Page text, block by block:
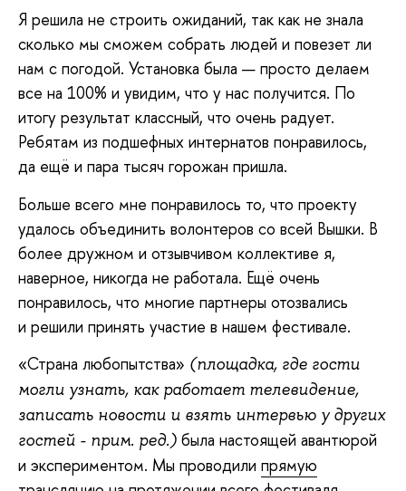
Я решила не строить ожиданий, так как не знала
сколько мы сможем собрать людей и повезет ли
нам с погодой. Установка была — просто делаем
все на 100% и увидим, что у нас получится. По
итогу результат классный, что очень радует.
Ребятам из подшефных интернатов понравилось,
да ещё и пара тысяч горожан пришла.
Больше всего мне понравилось то, что проекту
удалось объединить волонтеров со всей Вышки. В
более дружном и отзывчивом коллективе я,
наверное, никогда не работала. Ещё очень
понравилось, что многие партнеры отозвались
и решили принять участие в нашем фестивале.
«Страна любопытства» (площадка, где гости
могли узнать, как работает телевидение,
записать новости и взять интервью у других
гостей - прим. ред.) была настоящей авантюрой
и экспериментом. Мы проводили прямую